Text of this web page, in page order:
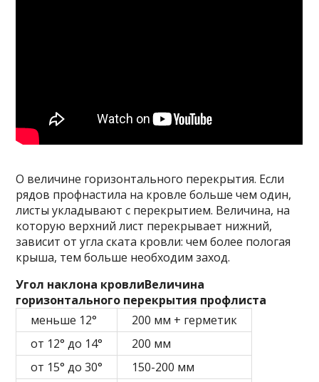
О величине горизонтального перекрытия. Если
рядов профнастила на кровле больше чем один,
листы укладывают с перекрытием. Величина, на
которую верхний лист перекрывает нижний,
зависит от угла ската кровли: чем более пологая
крыша, тем больше необходим заход.
Угол наклона кровлиВеличина
горизонтального перекрытия профлиста
меньше 12°
200 мм + герметик
от 12° до 14°
200 мм
от 15° до 30°
150-200 мм